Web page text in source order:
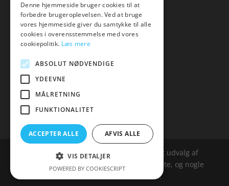
Tlf: 7876 8672
Mail: hej@amare.dk
Amare.dk er siden, der samler et bredt udvalg af
spændende varer. Siden er et affailiatesite, og nogle
links kan være affialitelinks.
Denne hjemmeside bruger cookies til at
forbedre brugeroplevelsen. Ved at bruge
vores hjemmeside giver du samtykke til alle
cookies i overensstemmelse med vores
cookiepolitik. Læs mere
ABSOLUT NØDVENDIGE
YDEEVNE
MÅLRETNING
FUNKTIONALITET
ACCEPTER ALLE AFVIS ALLE
VIS DETALJER
POWERED BY COOKIESCRIPT